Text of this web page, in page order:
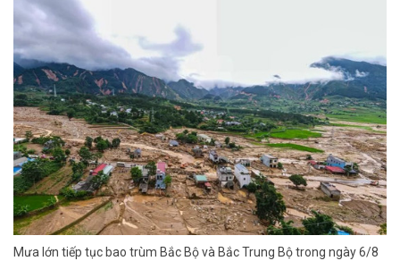
Mưa lớn tiếp tục bao trùm Bắc Bộ và Bắc Trung Bộ trong ngày 6/8